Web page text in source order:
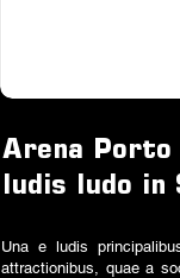
Arena Porto
ludis ludo in
Una e ludis
attractionibus, quae a